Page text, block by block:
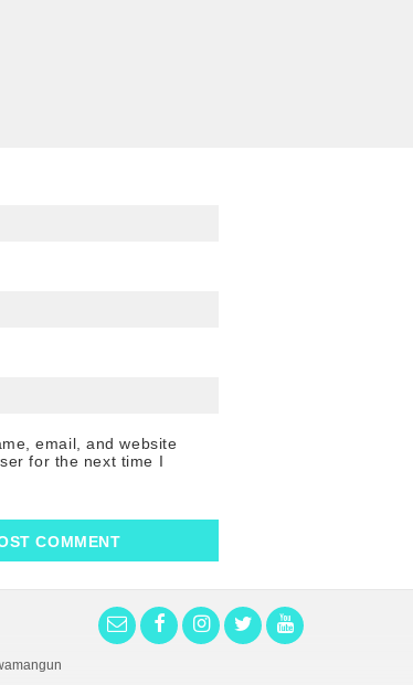
email, and website
for the next time I